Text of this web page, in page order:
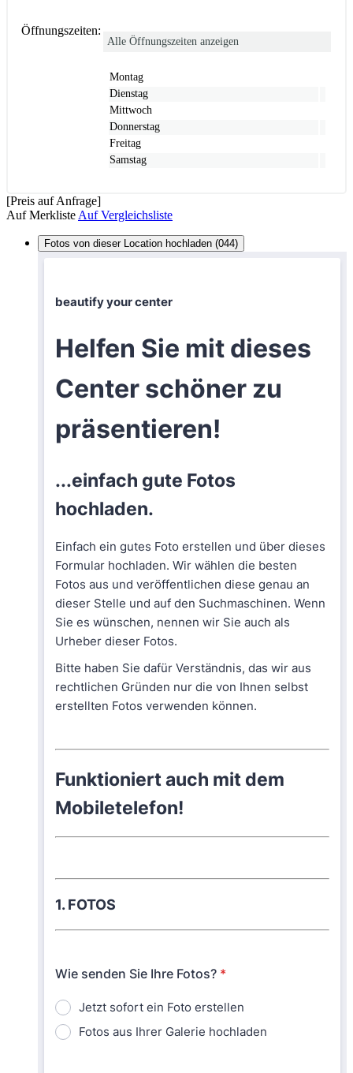
Öffnungszeiten:
Alle Öffnungszeiten anzeigen
Montag
Dienstag
Mittwoch
Donnerstag
Freitag
Samstag
[Preis auf Anfrage]
Auf Merkliste Auf Vergleichsliste
Fotos von dieser Location hochladen (044)